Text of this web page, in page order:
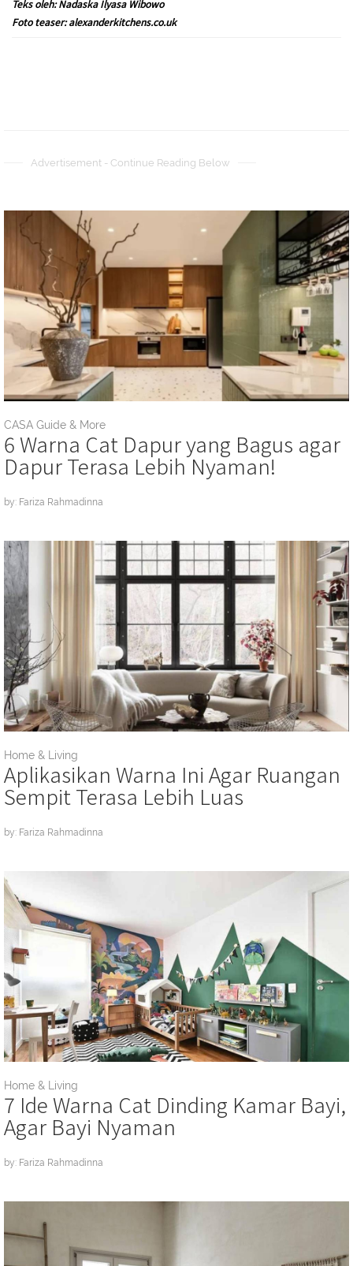
Teks oleh: Nadaska Ilyasa Wibowo
Foto teaser: alexanderkitchens.co.uk
Advertisement - Continue Reading Below
CASA Guide & More
6 Warna Cat Dapur yang Bagus agar
Dapur Terasa Lebih Nyaman!
by: Fariza Rahmadinna
Home & Living
Aplikasikan Warna Ini Agar Ruangan
Sempit Terasa Lebih Luas
by: Fariza Rahmadinna
Home & Living
7 Ide Warna Cat Dinding Kamar Bayi,
Agar Bayi Nyaman
by: Fariza Rahmadinna